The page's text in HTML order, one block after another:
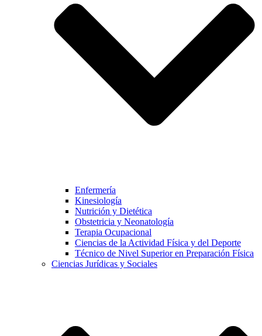
Enfermería
Kinesiología
Nutrición y Dietética
Obstetricia y Neonatología
Terapia Ocupacional
Ciencias de la Actividad Física y del Deporte
Técnico de Nivel Superior en Preparación Física
Ciencias Jurídicas y Sociales